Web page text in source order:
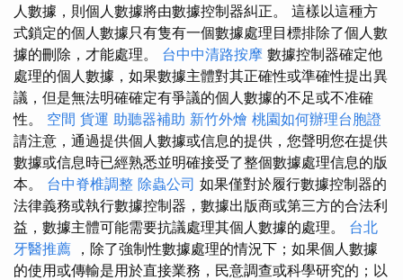
人數據，則個人數據將由數據控制器糾正。 這樣以這種方
式鎖定的個人數據只有隻有一個數據處理目標排除了個人數
據的刪除，才能處理。 台中中清路按摩 數據控制器確定他
處理的個人數據，如果數據主體對其正確性或準確性提出異
議，但是無法明確確定有爭議的個人數據的不足或不准確
性。 空間 貨運 助聽器補助 新竹外燴 桃園如何辦理台胞證
請注意，通過提供個人數據或信息的提供，您聲明您在提供
數據或信息時已經熟悉並明確接受了整個數據處理信息的版
本。 台中脊椎調整 除蟲公司 如果僅對於履行數據控制器的
法律義務或執行數據控制器，數據出版商或第三方的合法利
益，數據主體可能需要抗議處理其個人數據的處理。 台北
牙醫推薦 ，除了強制性數據處理的情況下；如果個人數據
的使用或傳輸是用於直接業務，民意調查或科學研究的；以